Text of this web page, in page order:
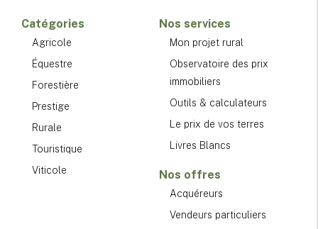
Catégories
Agricole
Équestre
Forestière
Prestige
Rurale
Touristique
Viticole
Nos services
Mon projet rural
Observatoire des prix
immobiliers
Outils & calculateurs
Le prix de vos terres
Livres Blancs
Nos offres
Acquéreurs
Vendeurs particuliers